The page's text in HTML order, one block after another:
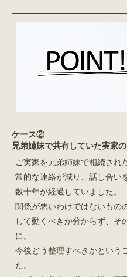
ケース②
兄弟姉妹で共有していた実家
ご実家を兄弟姉妹で相続され
常的な連絡が減り、話し合い
数十年が経過していました。
関係が悪いわけではないもの
して動くべきか分からず、そ
に。
今後どう整理すべきかという
た。